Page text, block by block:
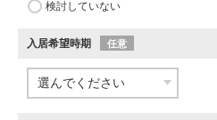
検討していない
入居希望時期 任意